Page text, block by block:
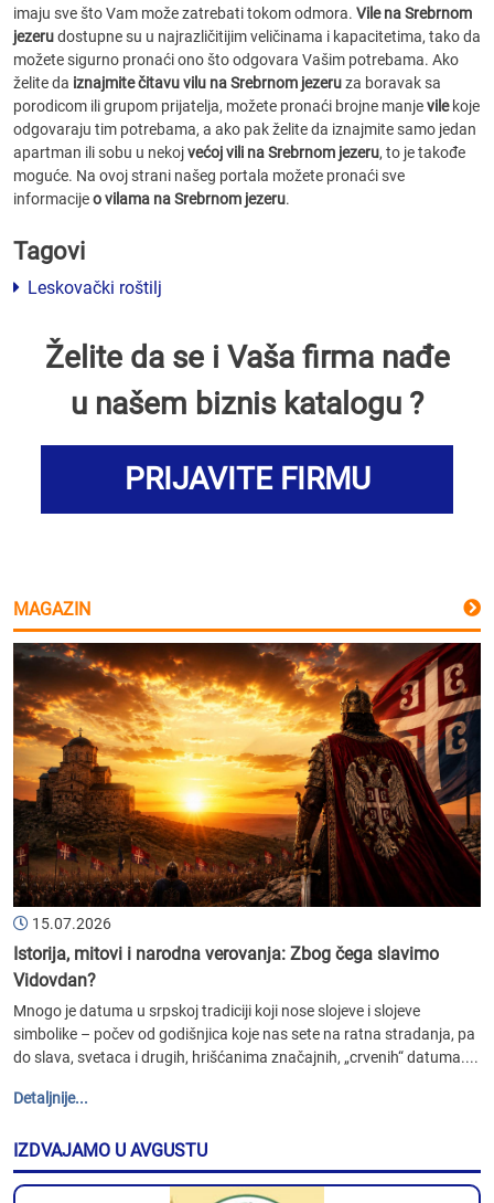
imaju sve što Vam može zatrebati tokom odmora. Vile na Srebrnom
jezerudostupne su u najrazličitijim veličinama i kapacitetima, tako da
možete sigurno pronaći ono što odgovara Vašim potrebama. Ako
želite da iznajmite čitavu vilu na Srebrnom jezeruza boravak sa
porodicom ili grupom prijatelja, možete pronaći brojne manjevilekoje
odgovaraju tim potrebama, a ako pak želite da iznajmite samo jedan
apartman ili sobu u nekojvećoj vili na Srebrnom jezeru, to je takođe
moguće. Na ovoj strani našeg portala možete pronaći sve
informacijeo vilama na Srebrnom jezeru.
Tagovi
Leskovački roštilj
Želite da se i Vaša firma nađe
u našem biznis katalogu ?
PRIJAVITE FIRMU
MAGAZIN
15.07.2026
Istorija, mitovi i narodna verovanja: Zbog čega slavimo
Vidovdan?
Mnogo je datuma u srpskoj tradiciji koji nose slojeve i slojeve
simbolike – počev od godišnjica koje nas sete na ratna stradanja, pa
do slava, svetaca i drugih, hrišćanima značajnih, „crvenih“ datuma....
Detaljnije...
IZDVAJAMO U AVGUSTU